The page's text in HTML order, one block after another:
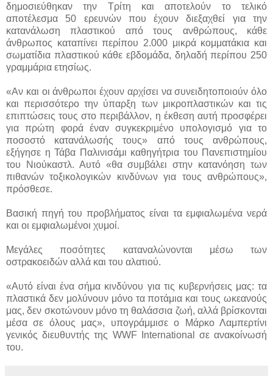
δημοσιεύθηκαν την Τρίτη και αποτελούν το τελικό
αποτέλεσμα 50 ερευνών που έχουν διεξαχθεί για την
κατανάλωση πλαστικού από τους ανθρώπους, κάθε
άνθρωπος καταπίνει περίπου 2.000 μικρά κομματάκια και
σωματίδια πλαστικού κάθε εβδομάδα, δηλαδή περίπου 250
γραμμάρια ετησίως.
«Αν και οι άνθρωποι έχουν αρχίσει να συνειδητοποιούν όλο
και περισσότερο την ύπαρξη των μικροπλαστικών και τις
επιπτώσεις τους στο περιβάλλον, η έκθεση αυτή προσφέρει
για πρώτη φορά έναν συγκεκριμένο υπολογισμό για το
ποσοστό κατανάλωσής τους» από τους ανθρώπους,
εξήγησε η Τάβα Παλινισάμι καθηγήτρια του Πανεπιστημίου
του Νιούκαστλ. Αυτό «θα συμβάλει στην κατανόηση των
πιθανών τοξικολογικών κινδύνων για τους ανθρώπους»,
πρόσθεσε.
Βασική πηγή του προβλήματος είναι τα εμφιαλωμένα νερά
και οι εμφιαλωμένοι χυμοί.
Μεγάλες ποσότητες καταναλώνονται μέσω των
οστρακοειδών αλλά και του αλατιού.
«Aυτό είναι ένα σήμα κινδύνου για τις κυβερνήσεις μας: τα
πλαστικά δεν μολύνουν μόνο τα ποτάμια και τους ωκεανούς
μας, δεν σκοτώνουν μόνο τη θαλάσσια ζωή, αλλά βρίσκονται
μέσα σε όλους μας», υπογράμμισε ο Μάρκο Λαμπερτίνι
γενικός διευθυντής της WWF International σε ανακοίνωσή
του.